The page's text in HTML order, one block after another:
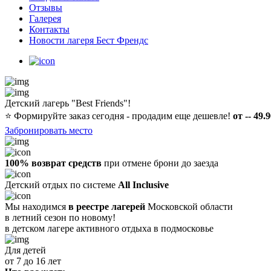
Отзывы
Галерея
Контакты
Новости лагеря Бест Френдс
Детский лагерь "Best Friends"!
⭐️ Формируйте заказ сегодня - продадим еще дешевле! от --
Забронировать место
100% возврат средств при отмене брони до заезда
Детский отдых по системе All Inclusive
Мы находимся в реестре лагерей Московской области
в летний сезон по новому!
в детском лагере активного отдыха в подмосковье
Для детей
от 7 до 16 лет